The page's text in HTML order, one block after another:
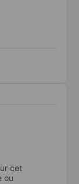
cet
ou